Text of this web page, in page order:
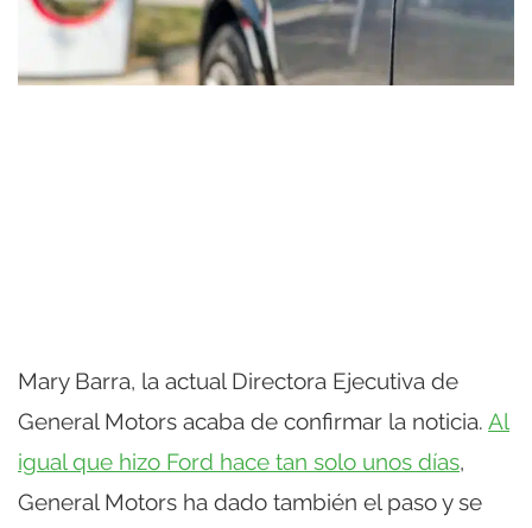
Mary Barra, la actual Directora Ejecutiva de
General Motors acaba de confirmar la noticia. Al
igual que hizo Ford hace tan solo unos días,
General Motors ha dado también el paso y se